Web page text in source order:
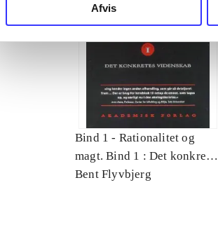
Afvis
Bind 1 - Rationalitet og
magt. Bind 1 : Det konkretes
videnskab
Bent Flyvbjerg